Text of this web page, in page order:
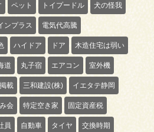
ペット トイプードル 犬の怪我
ンプラス 電気代高騰
ハイドア ドア 木造住宅は弱い
道 丸子宿 エアコン 室外機
掲載 三和建設(株) イエタテ静岡
会 特定空き家 固定資産税
員 自動車 タイヤ 交換時期